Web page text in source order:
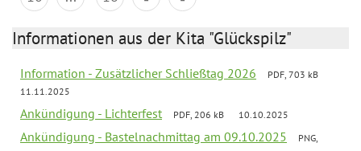
Informationen aus der Kita "Glückspilz"
Information - Zusätzlicher Schließtag 2026
PDF, 703 kB
11.11.2025
Ankündigung - Lichterfest PDF, 206 kB 10.10.2025
Ankündigung - Bastelnachmittag am 09.10.2025
PNG,